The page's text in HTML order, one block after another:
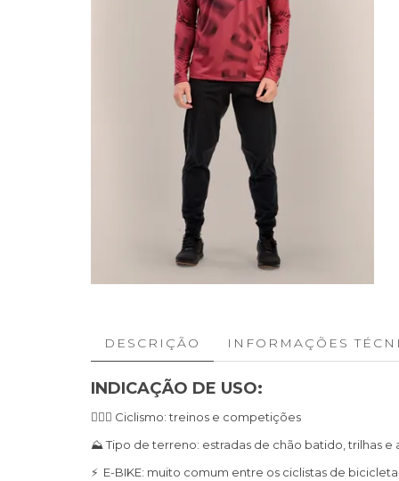
DESCRIÇÃO INFORMAÇÕES
INDICAÇÃO DE USO:
🚴🏼‍♀️ Ciclismo: treinos e competições
⛰️Tipo de terreno: estradas de chão batido, trilhas e
⚡ E-BIKE: muito comum entre os ciclistas de